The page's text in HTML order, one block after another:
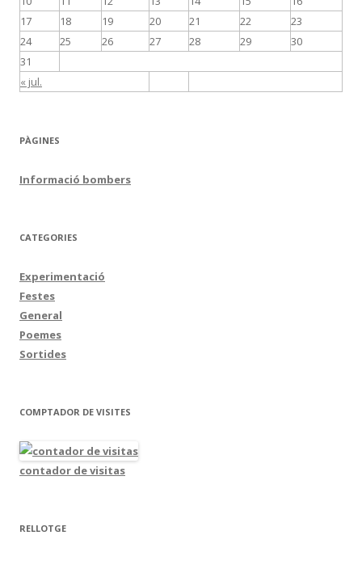
« jul.
17
18 19 20 21 22
23
24
25 26 27 28 29
30
31
PÀGINES
Informació bombers
CATEGORIES
Experimentació
Festes
General
Poemes
Sortides
COMPTADOR DE VISITES
contador de visitas
RELLOTGE